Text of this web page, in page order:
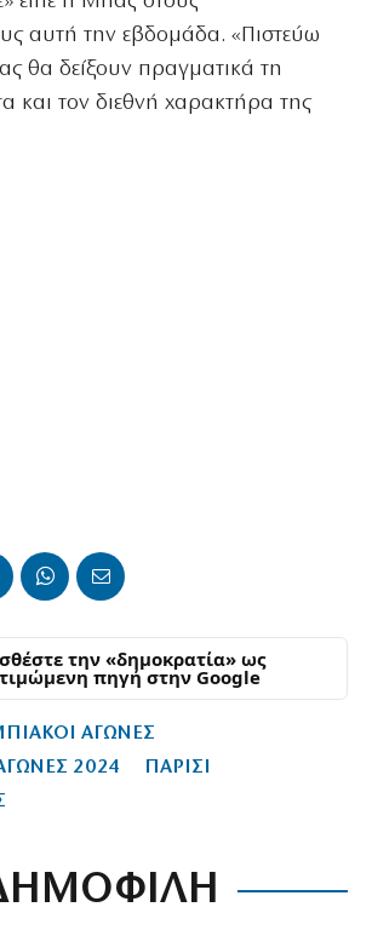
αυτή την εβδομάδα. «Πιστεύω
θα δείξουν πραγματικά τη
και τον διεθνή χαρακτήρα της
την «δημοκρατία» ως
πηγή στην Google
ΑΓΩΝΕΣ
2024
ΠΑΡΙΣΙ